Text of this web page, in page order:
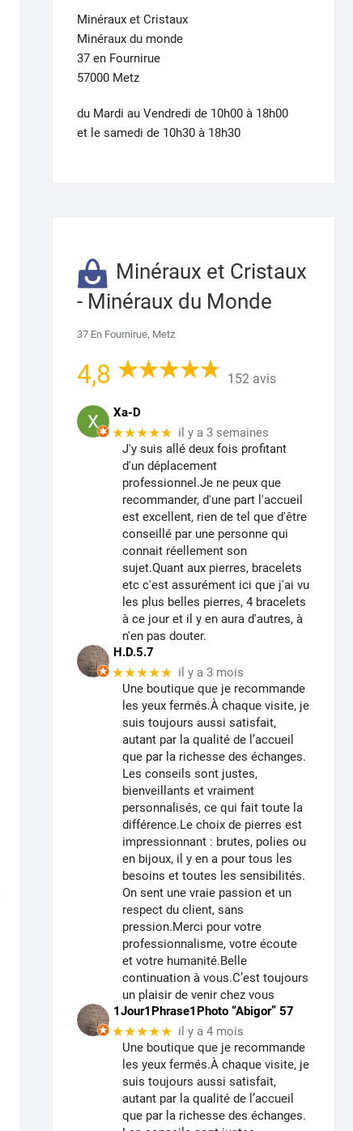
Minéraux et Cristaux
Minéraux du monde
37 en Fournirue
57000 Metz
du Mardi au Vendredi de 10h00 à 18h00
et le samedi de 10h30 à 18h30
Minéraux et Cristaux
- Minéraux du Monde
37 En Fournirue, Metz
4,8 152 avis
Xa-D
★★★★★ il y a 3 semaines
J'y suis allé deux fois profitant
d'un déplacement
professionnel.Je ne peux que
recommander, d'une part l'accueil
est excellent, rien de tel que d'être
conseillé par une personne qui
connait réellement son
sujet.Quant aux pierres, bracelets
etc c'est assurément ici que j'ai vu
les plus belles pierres, 4 bracelets
à ce jour et il y en aura d'autres, à
n'en pas douter.
H.D.5.7
★★★★★ il y a 3 mois
Une boutique que je recommande
les yeux fermés.À chaque visite, je
suis toujours aussi satisfait,
autant par la qualité de l’accueil
que par la richesse des échanges.
Les conseils sont justes,
bienveillants et vraiment
personnalisés, ce qui fait toute la
différence.Le choix de pierres est
impressionnant : brutes, polies ou
en bijoux, il y en a pour tous les
besoins et toutes les sensibilités.
On sent une vraie passion et un
respect du client, sans
pression.Merci pour votre
professionnalisme, votre écoute
et votre humanité.Belle
continuation à vous.C’est toujours
un plaisir de venir chez vous
1Jour1Phrase1Photo “Abigor” 57
★★★★★ il y a 4 mois
Une boutique que je recommande
les yeux fermés.À chaque visite, je
suis toujours aussi satisfait,
autant par la qualité de l’accueil
que par la richesse des échanges.